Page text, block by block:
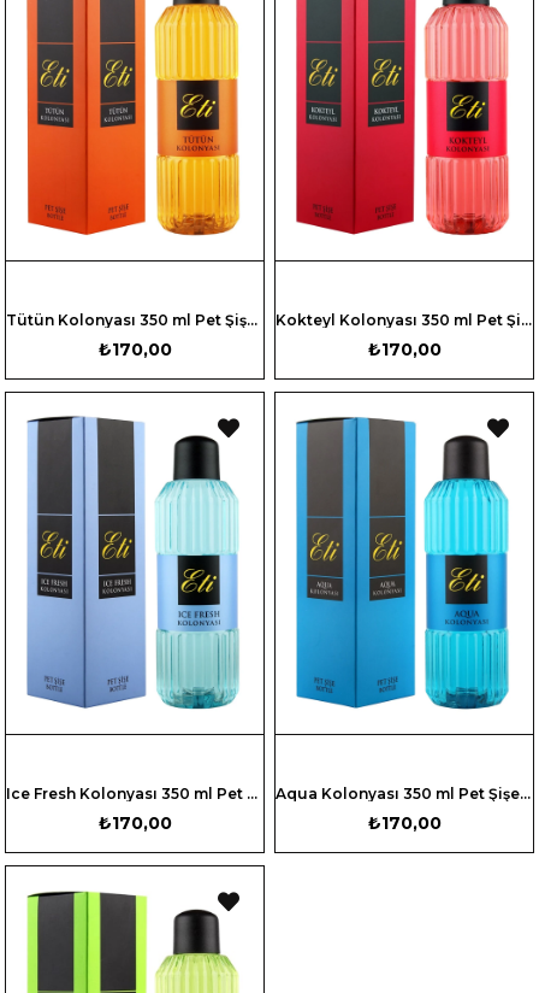
Tütün Kolonyası 350 ml Pet Şişe - Kutulu
₺170,00
Kokteyl Kolonyası 350 ml Pet Şişe - Kutulu
₺170,00
Ice Fresh Kolonyası 350 ml Pet Şişe - Kutulu
₺170,00
Aqua Kolonyası 350 ml Pet Şişe - Kutulu
₺170,00